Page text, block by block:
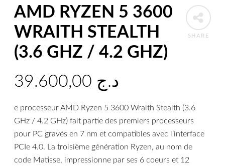
SHARE
AMD RYZEN 5 3600
WRAITH STEALTH
(3.6 GHZ / 4.2 GHZ)
د.ج
e processeur AMD Ryzen 5 3600 Wraith Stealth (3.6
GHz / 4.2 GHz) fait partie des premiers processeurs
pour PC gravés en 7 nm et compatibles avec l’interface
PCIe 4.0. La troisième génération Ryzen, au nom de
code Matisse, impressionne par ses 6 coeurs et 12